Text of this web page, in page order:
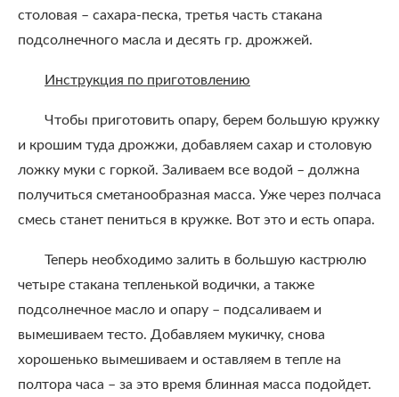
столовая – сахара-песка, третья часть стакана
подсолнечного масла и десять гр. дрожжей.
Инструкция по приготовлению
Чтобы приготовить опару, берем большую кружку
и крошим туда дрожжи, добавляем сахар и столовую
ложку муки с горкой. Заливаем все водой – должна
получиться сметанообразная масса. Уже через полчаса
смесь станет пениться в кружке. Вот это и есть опара.
Теперь необходимо залить в большую кастрюлю
четыре стакана тепленькой водички, а также
подсолнечное масло и опару – подсаливаем и
вымешиваем тесто. Добавляем мукичку, снова
хорошенько вымешиваем и оставляем в тепле на
полтора часа – за это время блинная масса подойдет.